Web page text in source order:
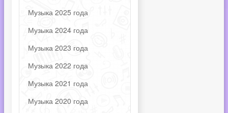
Музыка 2025 года
Музыка 2024 года
Музыка 2023 года
Музыка 2022 года
Музыка 2021 года
Музыка 2020 года